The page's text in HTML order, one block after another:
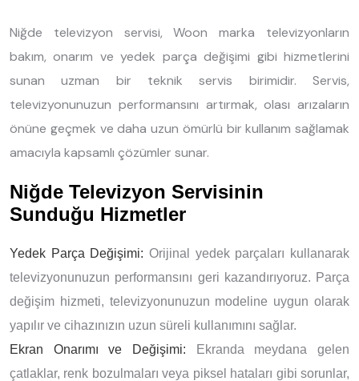
Niğde televizyon servisi, Woon marka televizyonların
bakım, onarım ve yedek parça değişimi gibi hizmetlerini
sunan uzman bir teknik servis birimidir. Servis,
televizyonunuzun performansını artırmak, olası arızaların
önüne geçmek ve daha uzun ömürlü bir kullanım sağlamak
amacıyla kapsamlı çözümler sunar.
Niğde Televizyon Servisinin
Sunduğu Hizmetler
Yedek Parça Değişimi: Orijinal yedek parçaları kullanarak
televizyonunuzun performansını geri kazandırıyoruz. Parça
değişim hizmeti, televizyonunuzun modeline uygun olarak
yapılır ve cihazınızın uzun süreli kullanımını sağlar.
Ekran Onarımı ve Değişimi: Ekranda meydana gelen
çatlaklar, renk bozulmaları veya piksel hataları gibi sorunlar,